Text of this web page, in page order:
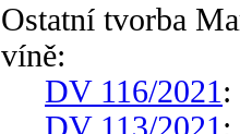
Ostatní tvorba
víně:
DV 116/2021 :